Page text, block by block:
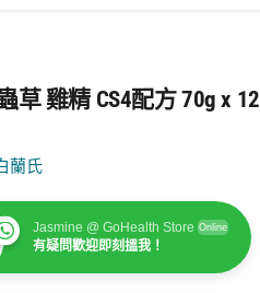
草 雞精 CS4配方 70g x 12
蘭氏
Jasmine @ GoHealth Store Online
有疑問歡迎即刻搵我！